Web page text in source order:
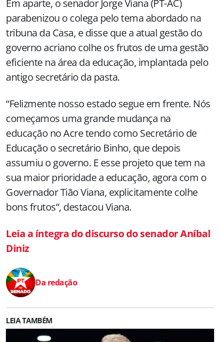
Em aparte, o senador Jorge Viana (PT-AC)
parabenizou o colega pelo tema abordado na
tribuna da Casa, e disse que a atual gestão do
governo acriano colhe os frutos de uma gestão
eficiente na área da educação, implantada pelo
antigo secretário da pasta.
“Felizmente nosso estado segue em frente. Nós
começamos uma grande mudança na
educação no Acre tendo como Secretário de
Educação o secretário Binho, que depois
assumiu o governo. E esse projeto que tem na
sua maior prioridade a educação, agora com o
Governador Tião Viana, explicitamente colhe
bons frutos”, destacou Viana.
Leia a íntegra do discurso do senador Aníbal
Diniz
Da redação
LEIA TAMBÉM